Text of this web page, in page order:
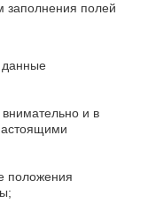
заполнения полей
данные
внимательно и в
положения